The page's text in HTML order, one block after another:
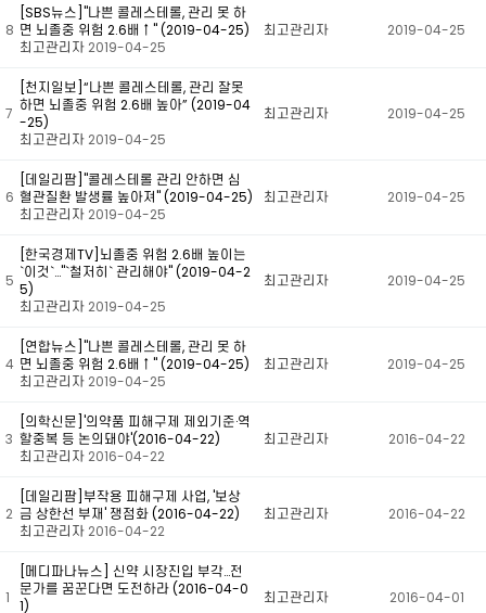
8
[SBS뉴스]"나쁜 콜레스테롤, 관리 못 하
면 뇌졸중 위험 2.6배↑" (2019-04-25)
최고관리자 2019-04-25
최고관리자 2019-04-25
7
[천지일보]“나쁜 콜레스테롤, 관리 잘못
하면 뇌졸중 위험 2.6배 높아” (2019-04
-25)
최고관리자 2019-04-25
최고관리자 2019-04-25
6
[데일리팜]"콜레스테롤 관리 안하면 심
혈관질환 발생률 높아져" (2019-04-25)
최고관리자 2019-04-25
최고관리자 2019-04-25
5
[한국경제TV]뇌졸중 위험 2.6배 높이는
`이것`…"`철저히` 관리해야" (2019-04-2
5)
최고관리자 2019-04-25
최고관리자 2019-04-25
4
[연합뉴스]"나쁜 콜레스테롤, 관리 못 하
면 뇌졸중 위험 2.6배↑" (2019-04-25)
최고관리자 2019-04-25
최고관리자 2019-04-25
3
[의학신문]'의약품 피해구제 제외기준·역
할중복 등 논의돼야'(2016-04-22)
최고관리자 2016-04-22
최고관리자 2016-04-22
2
[데일리팜]부작용 피해구제 사업, '보상
금 상한선 부재' 쟁점화 (2016-04-22)
최고관리자 2016-04-22
최고관리자 2016-04-22
1
[메디파나뉴스] 신약 시장진입 부각…전
문가를 꿈꾼다면 도전하라 (2016-04-0
1)
최고관리자 2016-04-01